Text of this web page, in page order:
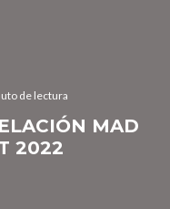
de lectura
MAD
2022